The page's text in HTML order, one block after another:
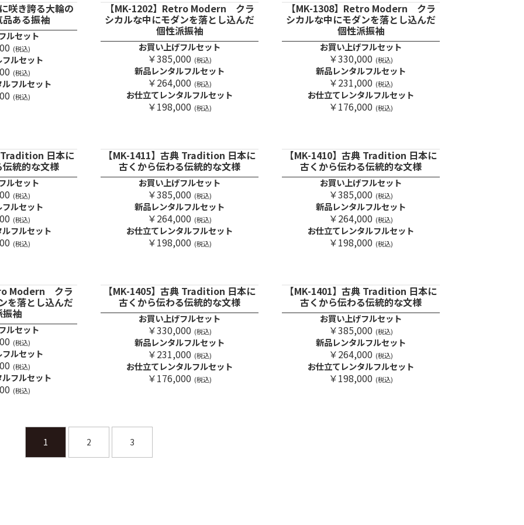
咲き誇る大輪の
ある振袖
ルセット
(税込)
ルセット
(税込)
フルセット
(税込)
【MK-1202】Retro Modern クラ
シカルな中にモダンを落とし込んだ
個性派振袖
お買い上げフルセット
￥385,000 (税込)
新品レンタルフルセット
￥264,000 (税込)
お仕立てレンタルフルセット
￥198,000 (税込)
【MK-1308】Retro Modern クラ
シカルな中にモダンを落とし込んだ
個性派振袖
お買い上げフルセット
￥330,000 (税込)
新品レンタルフルセット
￥231,000 (税込)
お仕立てレンタルフルセット
￥176,000 (税込)
日本に
統的な文様
ルセット
(税込)
ルセット
(税込)
フルセット
(税込)
【MK-1411】古典 Tradition 日本に
古くから伝わる伝統的な文様
お買い上げフルセット
￥385,000 (税込)
新品レンタルフルセット
￥264,000 (税込)
お仕立てレンタルフルセット
￥198,000 (税込)
【MK-1410】古典 Tradition 日本に
古くから伝わる伝統的な文様
お買い上げフルセット
￥385,000 (税込)
新品レンタルフルセット
￥264,000 (税込)
お仕立てレンタルフルセット
￥198,000 (税込)
Modern クラ
を落とし込んだ
振袖
ルセット
(税込)
ルセット
(税込)
フルセット
(税込)
【MK-1405】古典 Tradition 日本に
古くから伝わる伝統的な文様
お買い上げフルセット
￥330,000 (税込)
新品レンタルフルセット
￥231,000 (税込)
お仕立てレンタルフルセット
￥176,000 (税込)
【MK-1401】古典 Tradition 日本に
古くから伝わる伝統的な文様
お買い上げフルセット
￥385,000 (税込)
新品レンタルフルセット
￥264,000 (税込)
お仕立てレンタルフルセット
￥198,000 (税込)
1 2 3